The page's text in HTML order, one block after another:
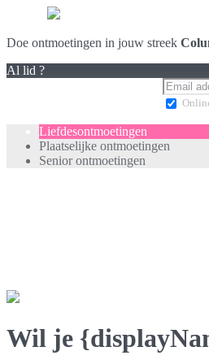
Doe ontmoetingen in jouw streek
Al lid ?
Liefdesontmoetingen
Plaatselijke ontmoetingen
Senior ontmoetingen
Wil je